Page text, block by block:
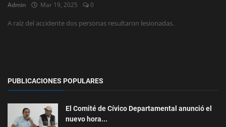
Eventos
Admin Mar 19, 2025 0
A raíz del accidente dos personas resultaron lesionadas.
PUBLICACIONES POPULARES
El Comité de Cívico Departamental anunció el
nuevo hora...